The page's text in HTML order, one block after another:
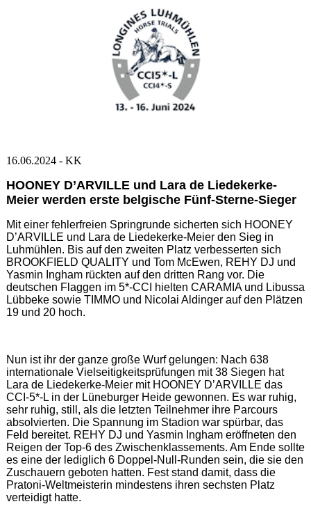
16.06.2024 - KK
HOONEY D’ARVILLE und Lara de Liedekerke-
Meier werden erste belgische Fünf-Sterne-Sieger
Mit einer fehlerfreien Springrunde sicherten sich HOONEY
D’ARVILLE und Lara de Liedekerke-Meier den Sieg in
Luhmühlen. Bis auf den zweiten Platz verbesserten sich
BROOKFIELD QUALITY und Tom McEwen, REHY DJ und
Yasmin Ingham rückten auf den dritten Rang vor. Die
deutschen Flaggen im 5*-CCI hielten CARAMIA und Libussa
Lübbeke sowie TIMMO und Nicolai Aldinger auf den Plätzen
19 und 20 hoch.
Nun ist ihr der ganze große Wurf gelungen: Nach 638
internationale Vielseitigkeitsprüfungen mit 38 Siegen hat
Lara de Liedekerke-Meier mit HOONEY D’ARVILLE das
CCI-5*-L in der Lüneburger Heide gewonnen. Es war ruhig,
sehr ruhig, still, als die letzten Teilnehmer ihre Parcours
absolvierten. Die Spannung im Stadion war spürbar, das
Feld bereitet. REHY DJ und Yasmin Ingham eröffneten den
Reigen der Top-6 des Zwischenklassements. Am Ende sollte
es eine der lediglich 6 Doppel-Null-Runden sein, die sie den
Zuschauern geboten hatten. Fest stand damit, dass die
Pratoni-Weltmeisterin mindestens ihren sechsten Platz
verteidigt hatte.